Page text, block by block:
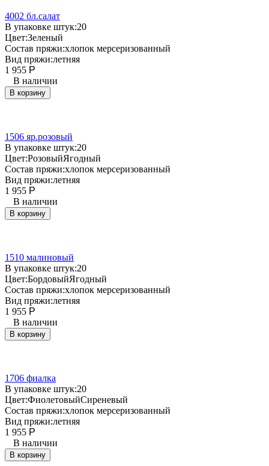
4002 бл.салат
В упаковке штук:20
Цвет:Зеленый
Состав пряжи:хлопок мерсеризованный
Вид пряжи:летняя
1 955 Р
В наличии
В корзину
1506 яр.розовый
В упаковке штук:20
Цвет:РозовыйЯгодный
Состав пряжи:хлопок мерсеризованный
Вид пряжи:летняя
1 955 Р
В наличии
В корзину
1510 малиновый
В упаковке штук:20
Цвет:БордовыйЯгодный
Состав пряжи:хлопок мерсеризованный
Вид пряжи:летняя
1 955 Р
В наличии
В корзину
1706 фиалка
В упаковке штук:20
Цвет:ФиолетовыйСиреневый
Состав пряжи:хлопок мерсеризованный
Вид пряжи:летняя
1 955 Р
В наличии
В корзину